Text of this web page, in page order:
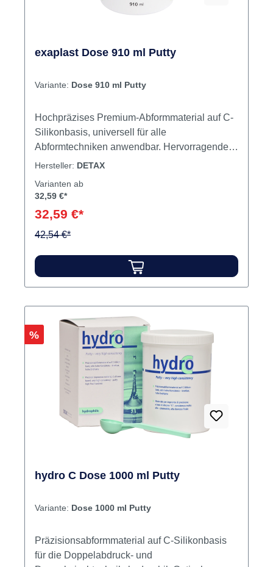
exaplast Dose 910 ml Putty
Variante: Dose 910 ml Putty
Hochpräzises Premium-Abformmaterial auf C-
Silikonbasis, universell für alle
Abformtechniken anwendbar. Hervorragende
Lesbarkeit und Mischkontrolle durch klare
"freshmint" - Aroma.extraplast putty - sehr hohe
Ausgangskonsistenz, ideale Endhärte,
hochelastisch, besonders
hervorragende Fließfähigkeit "easy flow",
niedrige Konsistenz, leichtfließend, hydrophil.
exakte Detailwiedergabe Inhalt Silikon
Hersteller: DETAX
Varianten ab
32,59 €*
32,59 €*
42,54 €*
Rabatt
%
hydro C Dose 1000 ml Putty
Variante: Dose 1000 ml Putty
Präzisionsabformmaterial auf C-Silikonbasis
für die Doppelabdruck- und